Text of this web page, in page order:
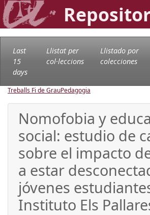
Last
15
days
Llistat per
col·leccions
Llistado por
colecciones
Treballs Fi de GrauPedagogia
Nomofobia y
social: estudio de
sobre el impacto
a estar
jóvenes
Instituto Els